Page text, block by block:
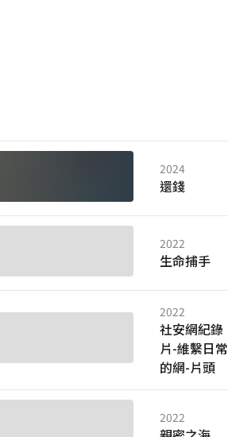
2024
還錢
2022
生命捕手
2022
社安網紀錄
片-維繫日常
的網-片頭
2022